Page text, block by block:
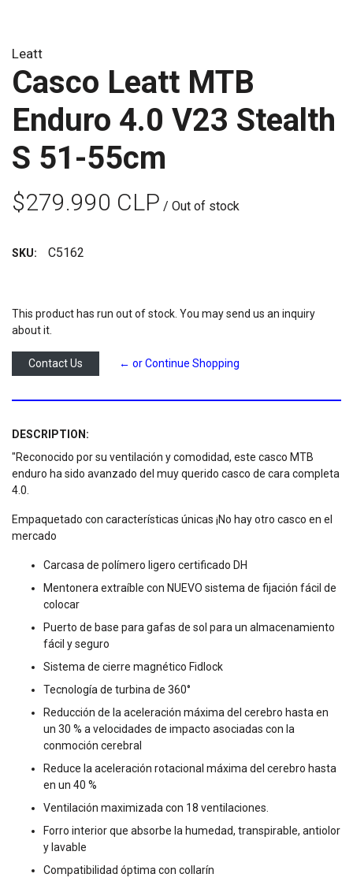
Leatt
Casco Leatt MTB
Enduro 4.0 V23 Stealth
S 51-55cm
$279.990 CLP / Out of stock
SKU: C5162
This product has run out of stock. You may send us an inquiry
about it.
Contact Us ← or Continue Shopping
DESCRIPTION:
"Reconocido por su ventilación y comodidad, este casco MTB
enduro ha sido avanzado del muy querido casco de cara completa
4.0.
Empaquetado con características únicas ¡No hay otro casco en el
mercado
Carcasa de polímero ligero certificado DH
Mentonera extraíble con NUEVO sistema de fijación fácil de
colocar
Puerto de base para gafas de sol para un almacenamiento
fácil y seguro
Sistema de cierre magnético Fidlock
Tecnología de turbina de 360°
Reducción de la aceleración máxima del cerebro hasta en
un 30 % a velocidades de impacto asociadas con la
conmoción cerebral
Reduce la aceleración rotacional máxima del cerebro hasta
en un 40 %
Ventilación maximizada con 18 ventilaciones.
Forro interior que absorbe la humedad, transpirable, antiolor
y lavable
Compatibilidad óptima con collarín